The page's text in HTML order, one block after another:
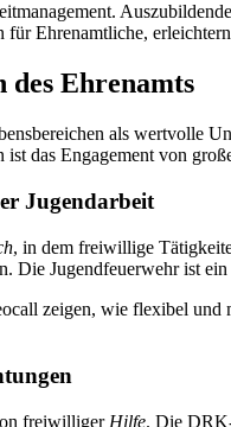
Ehrenamtliche,
des Ehrenamts
als wertvolle
das Engagement von
Jugendarbeit
, in dem freiwillige
Die Jugendfeuerwehr ist
zeigen, wie flexibel und
freiwilliger Hilfe. Die